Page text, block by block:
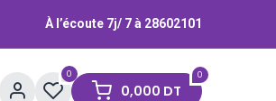
À l’écoute 7j/ 7 à 28602101
0 0
0,000 DT